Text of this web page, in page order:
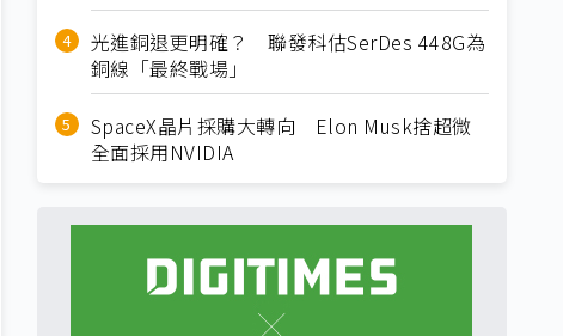
光進銅退更明確？ 聯發科估SerDes 448G為
銅線「最終戰場」
SpaceX晶片採購大轉向 Elon Musk捨超微
全面採用NVIDIA